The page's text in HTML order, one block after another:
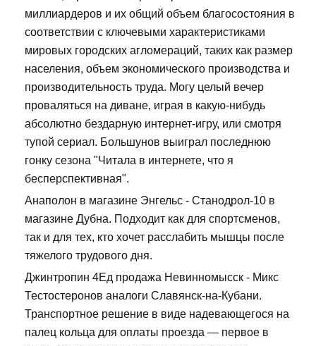
миллиардеров и их общий объем благосостояния в
соответствии с ключевыми характеристиками
мировых городских агломераций, таких как размер
населения, объем экономического производства и
производительность труда. Могу целый вечер
проваляться на диване, играя в какую-нибудь
абсолютно бездарную интернет-игру, или смотря
тупой сериал. Большунов выиграл последнюю
гонку сезона "Читала в интернете, что я
бесперспективная".
Анаполон в магазине Энгельс - Станодрол-10 в
магазине Дубна. Подходит как для спортсменов,
так и для тех, кто хочет расслабить мышцы после
тяжелого трудового дня.
Джинтропин 4Ед продажа Невинномысск - Микс
Тестостеронов аналоги Славянск-на-Кубани.
Транспортное решение в виде надевающегося на
палец кольца для оплаты проезда — первое в